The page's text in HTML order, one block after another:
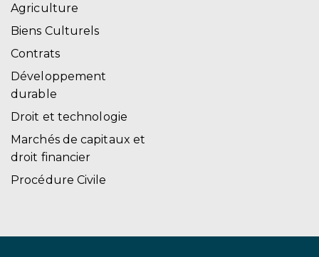
Agriculture
Biens Culturels
Contrats
Développement
durable
Droit et technologie
Marchés de capitaux et
droit financier
Procédure Civile